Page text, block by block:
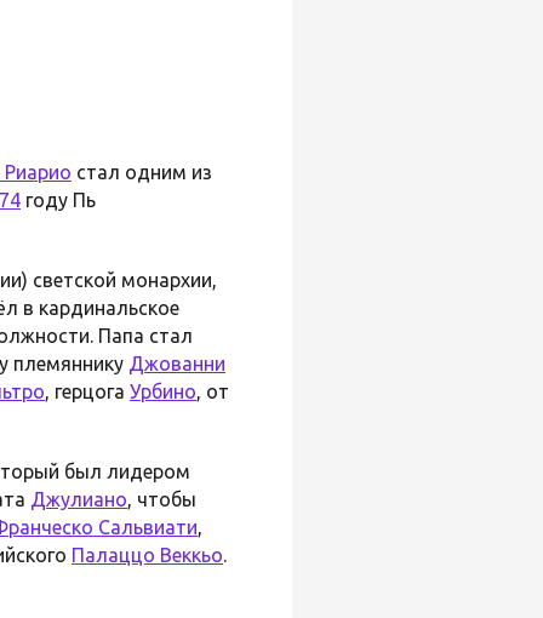
стал одним из
году Пь
светской монархии,
в кардинальское
Папа стал
племяннику Джованни
, герцога Урбино, от
был лидером
Джулиано, чтобы
Сальвиати,
Палаццо Веккьо.